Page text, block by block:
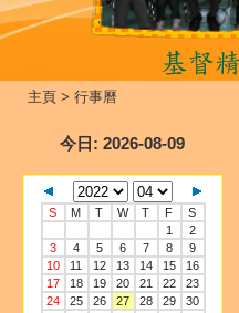
主頁 > 行事曆
今日 : 2026-08-09
S M T W T F
S
1
2
3
4 5 6 7 8
9
10
11 12 13 14 15
16
17
18 19 20 21 22
23
24
25 26 27 28 29 30